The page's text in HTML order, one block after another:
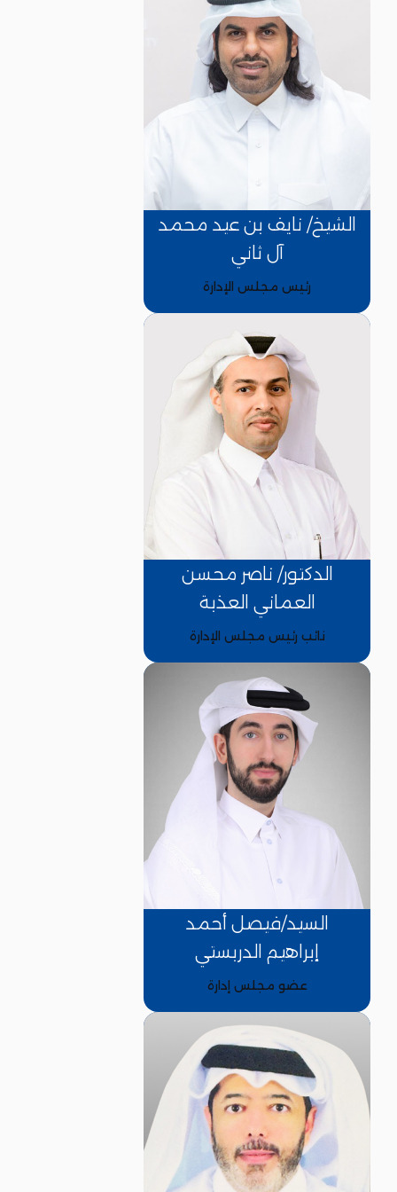
حمل تطبيقنا
الشيخ/ نايف بن عيد محمد
آل ثاني
رئيس مجلس الإدارة
الدكتور/ ناصر محسن
العماني العذبة
نائب رئيس مجلس الإدارة
السيد/فيصل أحمد
إبراهيم الدربستي
عضو مجلس إدارة